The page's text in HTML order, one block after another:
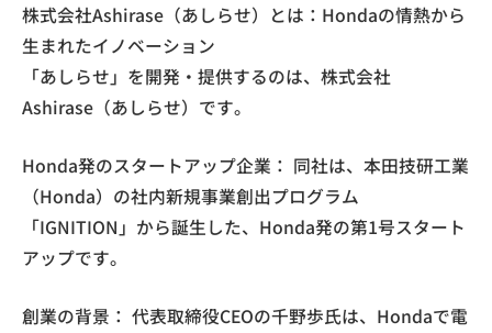
株式会社Ashirase（あしらせ）とは：Hondaの情熱から
生まれたイノベーション
「あしらせ」を開発・提供するのは、株式会社
Ashirase（あしらせ）です。
Honda発のスタートアップ企業： 同社は、本田技研工業
（Honda）の社内新規事業創出プログラム
「IGNITION」から誕生した、Honda発の第1号スタート
アップです。
創業の背景： 代表取締役CEOの千野歩氏は、Hondaで電